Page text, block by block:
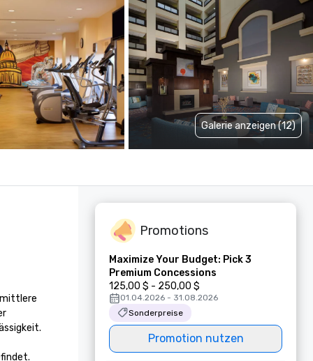
Galerie anzeigen (12)
mittlere
Promotions
Maximize Your Budget: Pick 3
Premium Concessions
125,00 $ - 250,00 $
01.04.2026 - 31.08.2026
Sonderpreise
Promotion nutzen